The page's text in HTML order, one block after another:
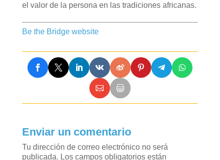
el valor de la persona en las tradiciones africanas.
Be the Bridge website
Enviar un comentario
Tu dirección de correo electrónico no será
publicada. Los campos obligatorios están